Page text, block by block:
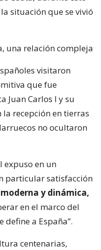
situación que se vivió
una relación compleja
visitaron
que fue
Juan Carlos I y su
la recepción en tierras
no ocultaron
expuso en un
particular satisfacción
y dinámica,
en el marco del
a España”.
centenarias,